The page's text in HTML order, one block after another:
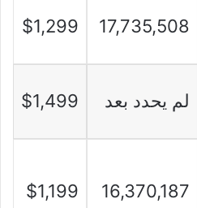
17,735,508
$1,299
لم يحدد بعد $1,499
16,370,187
$1,199